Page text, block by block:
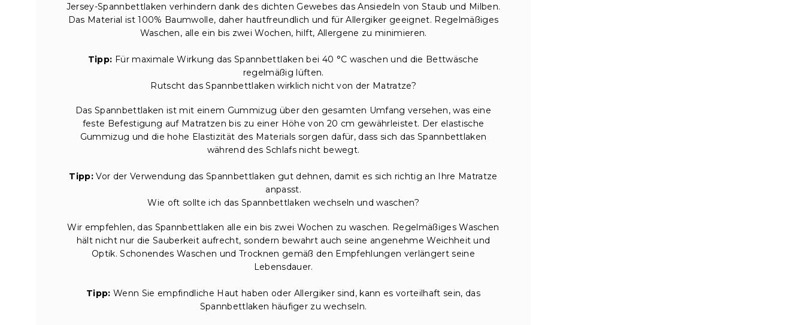
Jersey-Spannbettlaken verhindern dank des dichten Gewebes das Ansiedeln von Staub und Milben.
Das Material ist 100% Baumwolle, daher hautfreundlich und für Allergiker geeignet. Regelmäßiges
Waschen, alle ein bis zwei Wochen, hilft, Allergene zu minimieren.
Tipp: Für maximale Wirkung das Spannbettlaken bei 40 °C waschen und die Bettwäsche
regelmäßig lüften.
Rutscht das Spannbettlaken wirklich nicht von der Matratze?
Das Spannbettlaken ist mit einem Gummizug über den gesamten Umfang versehen, was eine
feste Befestigung auf Matratzen bis zu einer Höhe von 20 cm gewährleistet. Der elastische
Gummizug und die hohe Elastizität des Materials sorgen dafür, dass sich das Spannbettlaken
während des Schlafs nicht bewegt.
Tipp: Vor der Verwendung das Spannbettlaken gut dehnen, damit es sich richtig an Ihre Matratze
anpasst.
Wie oft sollte ich das Spannbettlaken wechseln und waschen?
Wir empfehlen, das Spannbettlaken alle ein bis zwei Wochen zu waschen. Regelmäßiges Waschen
hält nicht nur die Sauberkeit aufrecht, sondern bewahrt auch seine angenehme Weichheit und
Optik. Schonendes Waschen und Trocknen gemäß den Empfehlungen verlängert seine
Lebensdauer.
Tipp: Wenn Sie empfindliche Haut haben oder Allergiker sind, kann es vorteilhaft sein, das
Spannbettlaken häufiger zu wechseln.